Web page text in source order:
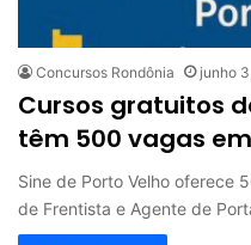
Concursos Rondônia junho
Cursos gratuitos
têm 500 vagas
Sine de Porto Velho oferece
de Frentista e Agente de